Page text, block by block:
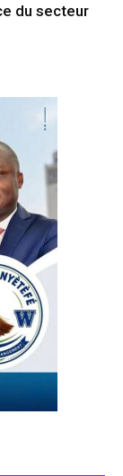
du secteur